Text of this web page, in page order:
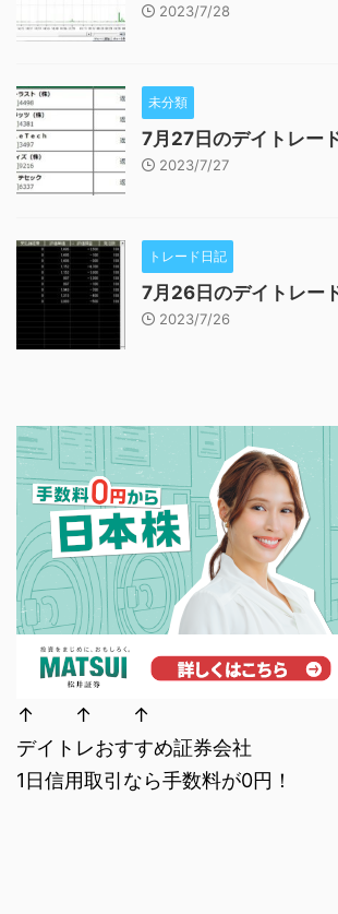
2023/7/28
未分類
7月27日のデイトレー
2023/7/27
トレード日記
7月26日のデイトレー
2023/7/26
↑ ↑ ↑
デイトレおすすめ証券会社
1日信用取引なら手数料が0円！